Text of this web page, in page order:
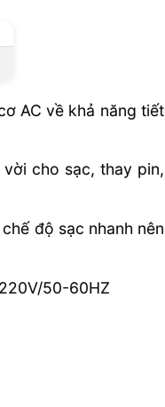
AC về khả năng tiết
cho sạc, thay pin,
độ sạc nhanh nên
50-60HZ